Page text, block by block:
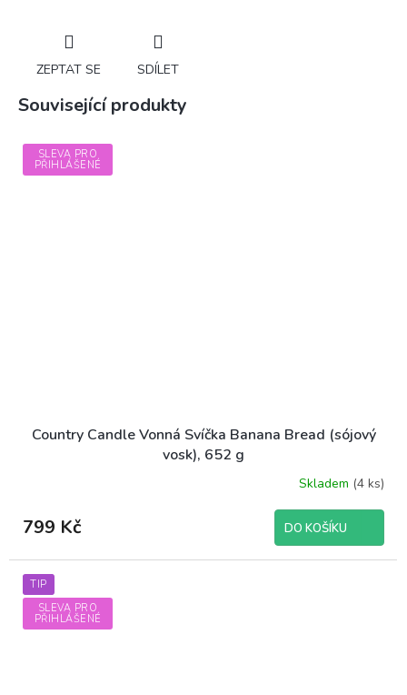
ZEPTAT SE SDÍLET
Související produkty
SLEVA PRO
PŘIHLÁŠENÉ
Country Candle Vonná Svíčka Banana Bread (sójový
vosk), 652 g
Skladem (4 ks)
799 Kč DO KOŠÍKU
TIP
SLEVA PRO
PŘIHLÁŠENÉ